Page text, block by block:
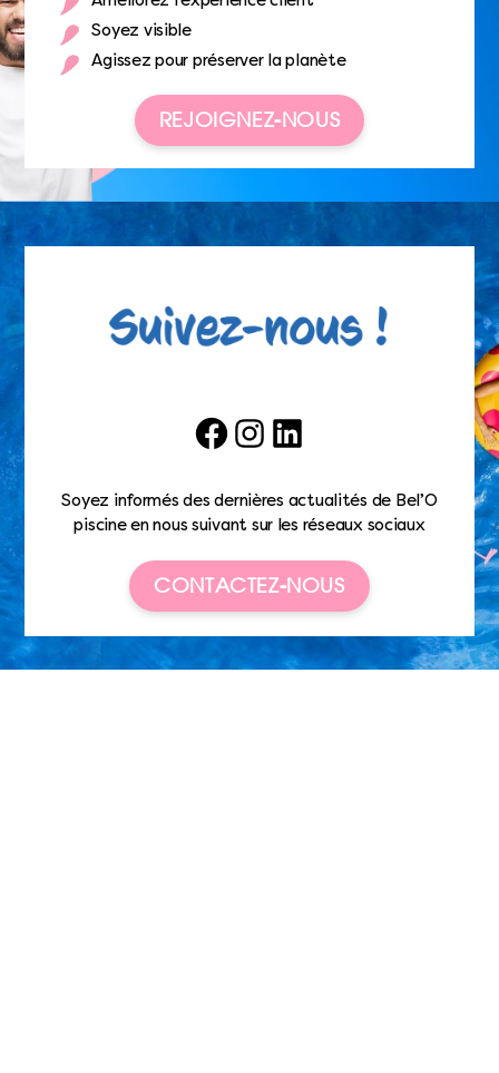
Soyez visible
Agissez pour préserver la planète
REJOIGNEZ-NOUS
FacebookInstagramLinkedIn
Soyez informés des dernières actualités de Bel’O
piscine en nous suivant sur les réseaux sociaux
CONTACTEZ-NOUS